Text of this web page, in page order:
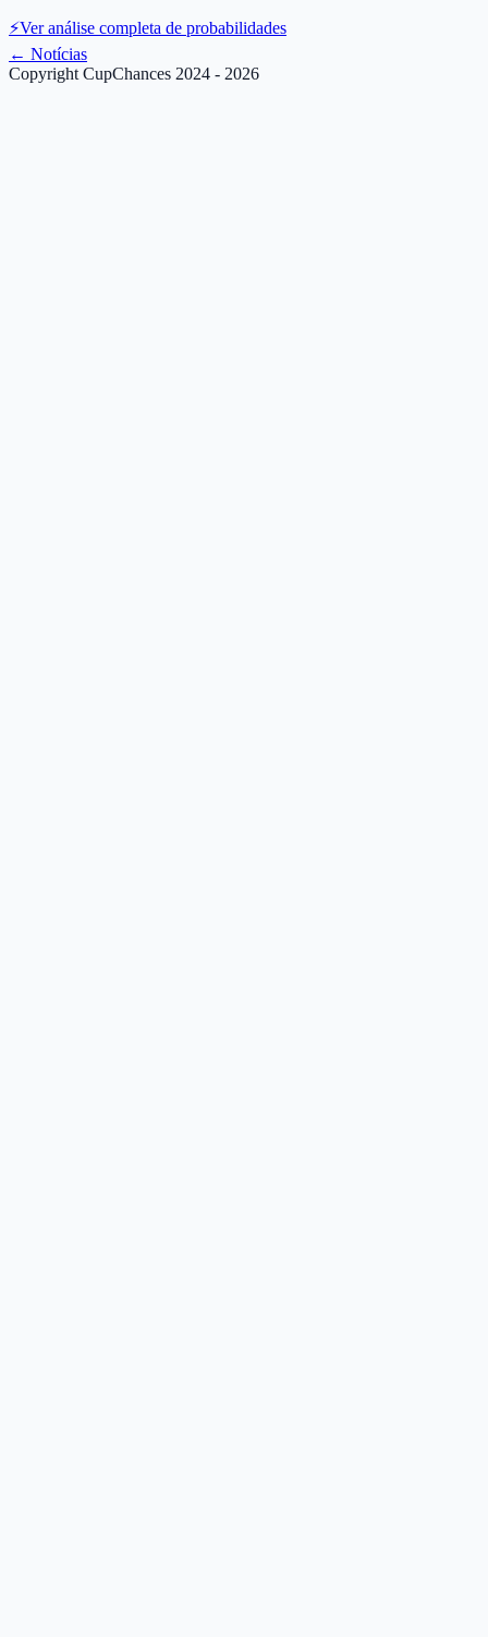
⚡Ver análise completa de probabilidades
← Notícias
Copyright CupChances 2024 - 2026